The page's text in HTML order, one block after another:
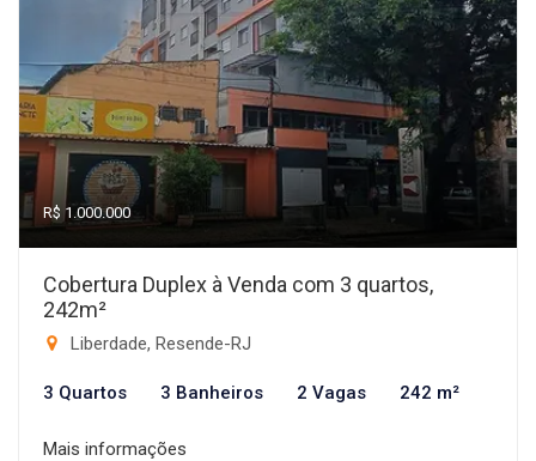
R$ 1.000.000
Cobertura Duplex à Venda com 3 quartos,
242m²
Liberdade, Resende-RJ
3 Quartos 3 Banheiros 2 Vagas 242 m²
Mais informações